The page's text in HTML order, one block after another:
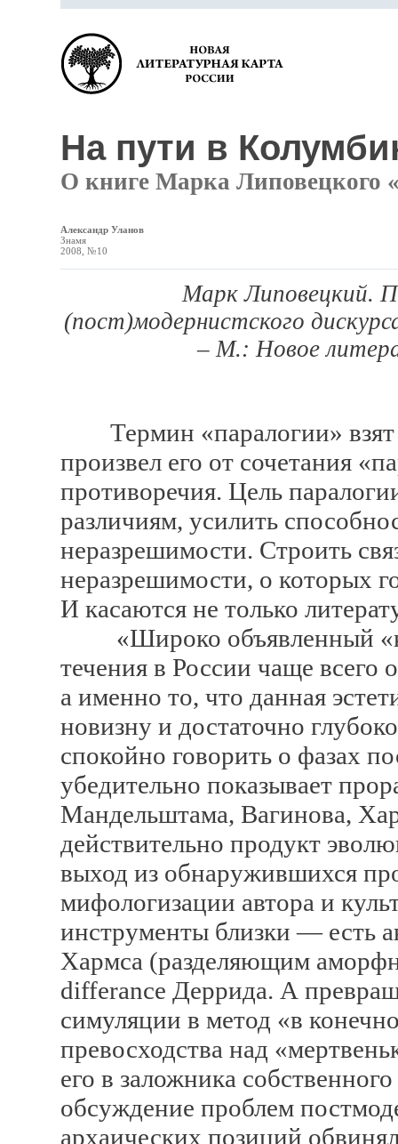
На пути в
О книге Марка Липовецкого
Александр Уланов
Знамя
2008, №10
Марк Липовецкий.
(пост)модернистского
– М.: Новое
Термин «паралогии» взят
произвел его от сочетания
противоречия. Цель
различиям, усилить
неразрешимости. Строить
неразрешимости, о которых
И касаются не только
«Широко объявленный
течения в России чаще
а именно то, что данная
новизну и достаточно
спокойно говорить о фазах
убедительно показывает
Мандельштама, Вагинова,
действительно продукт
выход из обнаружившихся
мифологизации автора и
инструменты близки — есть
Хармса (разделяющим
differance Деррида. А
симуляции в метод «в
превосходства над
его в заложника
обсуждение проблем
архаических позиций